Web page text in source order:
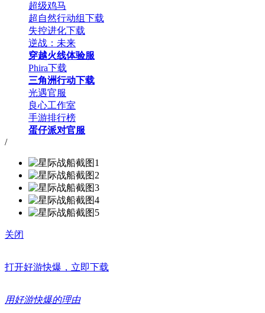
超级鸡马
超自然行动组下载
失控进化下载
逆战：未来
穿越火线体验服
Phira下载
三角洲行动下载
光遇官服
良心工作室
手游排行榜
蛋仔派对官服
/
关闭
打开好游快爆，立即下载
用好游快爆的理由